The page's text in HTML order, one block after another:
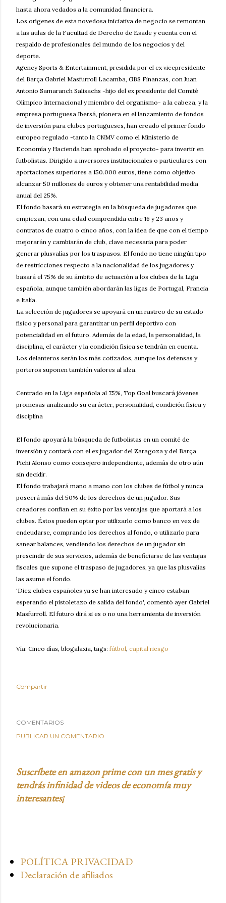
hasta ahora vedados a la comunidad financiera.
Los orígenes de esta novedosa iniciativa de negocio se remontan
a las aulas de la Facultad de Derecho de Esade y cuenta con el
respaldo de profesionales del mundo de los negocios y del
deporte.
Agency Sports & Entertainment, presidida por el ex vicepresidente
del Barça Gabriel Masfurroll Lacamba, GBS Finanzas, con Juan
Antonio Samaranch Salisachs -hijo del ex presidente del Comité
Olímpico Internacional y miembro del organismo- a la cabeza, y la
empresa portuguesa Ibersá, pionera en el lanzamiento de fondos
de inversión para clubes portugueses, han creado el primer fondo
europeo regulado -tanto la CNMV como el Ministerio de
Economía y Hacienda han aprobado el proyecto- para invertir en
futbolistas. Dirigido a inversores institucionales o particulares con
aportaciones superiores a 150.000 euros, tiene como objetivo
alcanzar 50 millones de euros y obtener una rentabilidad media
anual del 25%.
El fondo basará su estrategia en la búsqueda de jugadores que
empiezan, con una edad comprendida entre 16 y 23 años y
contratos de cuatro o cinco años, con la idea de que con el tiempo
mejorarán y cambiarán de club, clave necesaria para poder
generar plusvalías por los traspasos. El fondo no tiene ningún tipo
de restricciones respecto a la nacionalidad de los jugadores y
basará el 75% de su ámbito de actuación a los clubes de la Liga
española, aunque también abordarán las ligas de Portugal, Francia
e Italia.
La selección de jugadores se apoyará en un rastreo de su estado
físico y personal para garantizar un perfil deportivo con
potencialidad en el futuro. Además de la edad, la personalidad, la
disciplina, el carácter y la condición física se tendrán en cuenta.
Los delanteros serán los más cotizados, aunque los defensas y
porteros suponen también valores al alza.
Centrado en la Liga española al 75%, Top Goal buscará jóvenes
promesas analizando su carácter, personalidad, condición física y
disciplina
El fondo apoyará la búsqueda de futbolistas en un comité de
inversión y contará con el ex jugador del Zaragoza y del Barça
Pichi Alonso como consejero independiente, además de otro aún
sin decidir.
El fondo trabajará mano a mano con los clubes de fútbol y nunca
poseerá más del 50% de los derechos de un jugador. Sus
creadores confían en su éxito por las ventajas que aportará a los
clubes. Éstos pueden optar por utilizarlo como banco en vez de
endeudarse, comprando los derechos al fondo, o utilizarlo para
sanear balances, vendiendo los derechos de un jugador sin
prescindir de sus servicios, además de beneficiarse de las ventajas
fiscales que supone el traspaso de jugadores, ya que las plusvalías
las asume el fondo.
'Diez clubes españoles ya se han interesado y cinco estaban
esperando el pistoletazo de salida del fondo', comentó ayer Gabriel
Masfurroll. El futuro dirá si es o no una herramienta de inversión
revolucionaria.
Vía: Cinco días, blogalaxia, tags: fútbol, capital riesgo
Compartir
COMENTARIOS
PUBLICAR UN COMENTARIO
Suscríbete en amazon prime con un mes gratis y
tendrás infinidad de videos de economía muy
interesantes¡
POLÍTICA PRIVACIDAD
Declaración de afiliados